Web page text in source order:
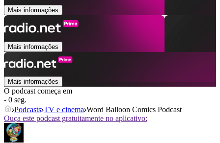
Mais informações
Mais informações
Mais informações
O podcast começa em
- 0 seg.
Podcasts TV e cinema Word Balloon Comics Podcast
Ouça este podcast gratuitamente no aplicativo: